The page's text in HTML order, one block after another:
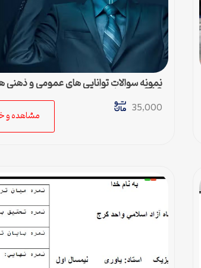
نمونه سوالات توانایی های عمومی و ذهنی
840 تست با جواب
35,000
مشاهده و